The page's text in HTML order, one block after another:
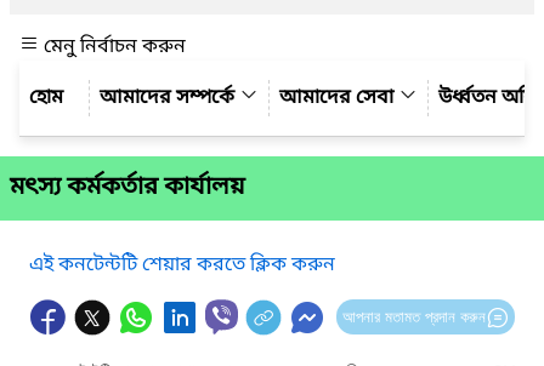
মেনু নির্বাচন করুন
আমাদের সম্পর্কে
আমাদের সেবা উর্ধ্বতন
মৎস্য কর্মকর্তার কার্যালয়
এই কনটেন্টটি শেয়ার করতে ক্লিক করুন
আপনার মতামত প্রদান করুন